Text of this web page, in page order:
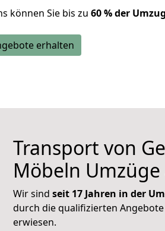
können Sie bis zu 60 % der
erhalten
Transport von
Möbeln Umzüge
Wir sind seit 17 Jahren in der
durch die qualifizierten
erwiesen.